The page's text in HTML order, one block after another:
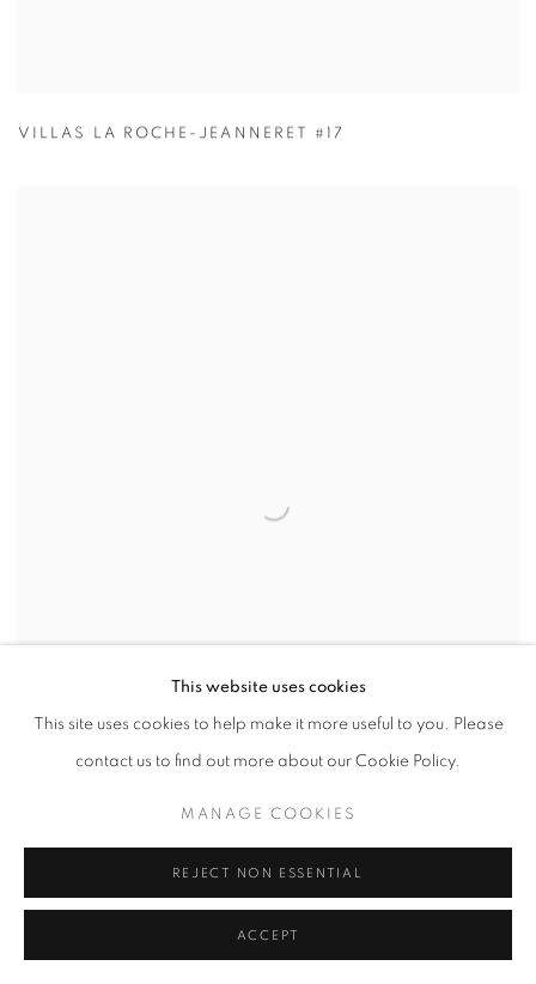
VILLAS LA ROCHE-JEANNERET #17
KINGYO
This website uses cookies
This site uses cookies to help make it more useful to you. Please
contact us to find out more about our Cookie Policy.
MANAGE COOKIES
REJECT NON ESSENTIAL
ACCEPT